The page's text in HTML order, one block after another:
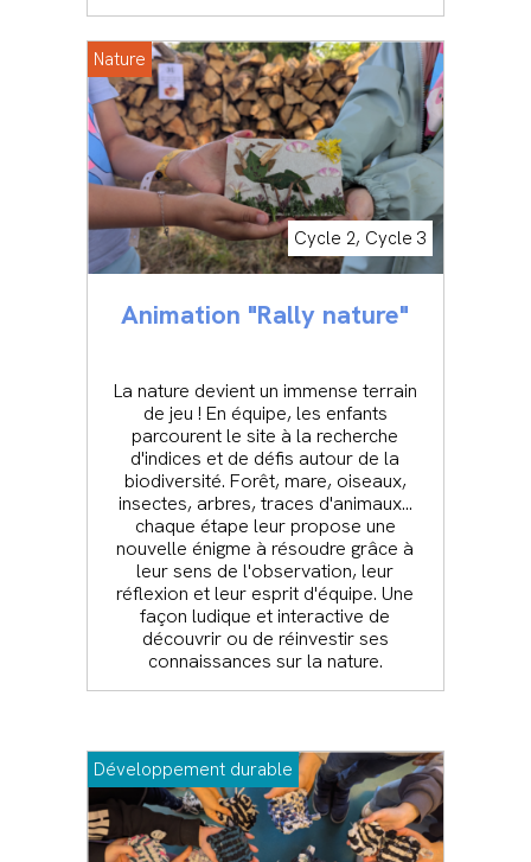
Nature
Cycle 2, Cycle 3
Animation "Rally nature"
La nature devient un immense terrain
de jeu ! En équipe, les enfants
parcourent le site à la recherche
d'indices et de défis autour de la
biodiversité. Forêt, mare, oiseaux,
insectes, arbres, traces d'animaux...
chaque étape leur propose une
nouvelle énigme à résoudre grâce à
leur sens de l'observation, leur
réflexion et leur esprit d'équipe. Une
façon ludique et interactive de
découvrir ou de réinvestir ses
connaissances sur la nature.
Développement durable